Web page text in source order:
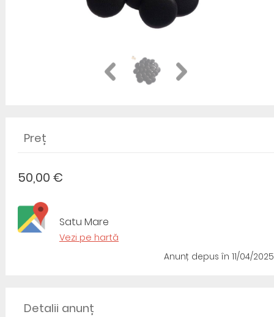
Preț
50,00 €
Satu Mare
Vezi pe hartă
Anunț depus în 11/04/2025
Detalii anunț